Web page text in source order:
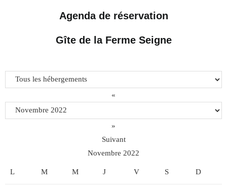
Agenda de réservation
Gîte de la Ferme Seigne
«
»
Suivant
Novembre 2022
L M M J V S D